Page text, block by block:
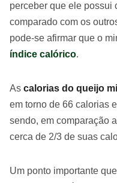
perceber que ele possui
comparado com os
pode-se afirmar que o
índice calórico.
As calorias do queijo
em torno de 66 calorias
sendo, em comparação
cerca de 2/3 de suas
Um ponto importante